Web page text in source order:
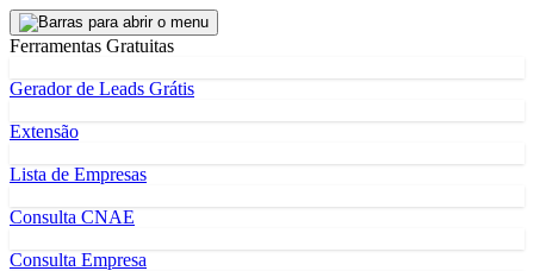
Ferramentas Gratuitas
Gerador de Leads Grátis
Extensão
Lista de Empresas
Consulta CNAE
Consulta Empresa